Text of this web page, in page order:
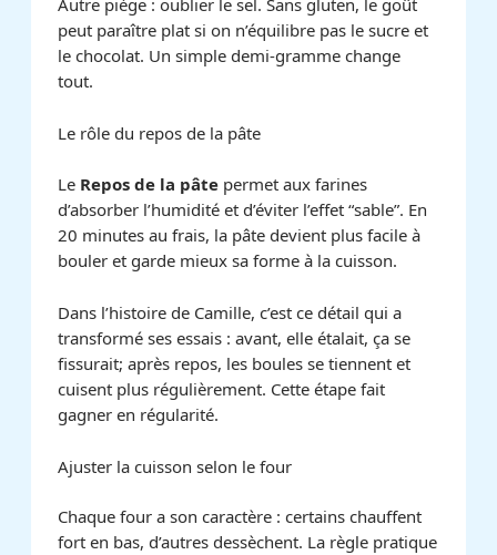
Autre piège : oublier le sel. Sans gluten, le goût
peut paraître plat si on n’équilibre pas le sucre et
le chocolat. Un simple demi-gramme change
tout.
Le rôle du repos de la pâte
Le Repos de la pâte permet aux farines
d’absorber l’humidité et d’éviter l’effet “sable”. En
20 minutes au frais, la pâte devient plus facile à
bouler et garde mieux sa forme à la cuisson.
Dans l’histoire de Camille, c’est ce détail qui a
transformé ses essais : avant, elle étalait, ça se
fissurait; après repos, les boules se tiennent et
cuisent plus régulièrement. Cette étape fait
gagner en régularité.
Ajuster la cuisson selon le four
Chaque four a son caractère : certains chauffent
fort en bas, d’autres dessèchent. La règle pratique